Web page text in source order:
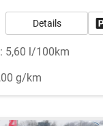
Details
5,60 l/100km
g/km